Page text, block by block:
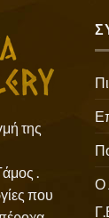
της
.
που
Ο